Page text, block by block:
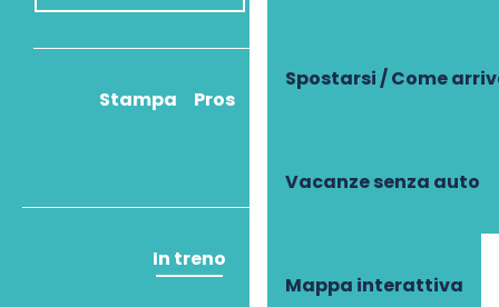
Spostarsi / Come
Vacanze senza auto
Mappa interattiva
Stampa Pros
In treno